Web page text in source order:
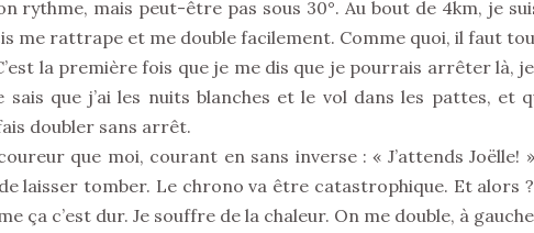
rythme, mais peut-être pas sous 30°. Au bout de 4km, je
me rattrape et me double facilement. Comme quoi, il faut
la première fois que je me dis que je pourrais arrêter là,
que j’ai les nuits blanches et le vol dans les pattes, et
doubler sans arrêt.
que moi, courant en sans inverse : « J’attends Joëlle!
laisser tomber. Le chrono va être catastrophique. Et alors
ça c’est dur. Je souffre de la chaleur. On me double, à